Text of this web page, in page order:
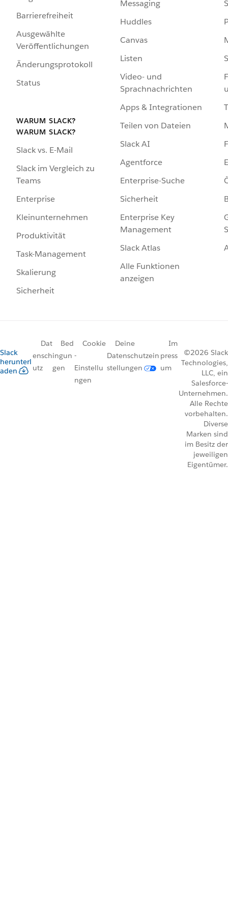
Barrierefreiheit
Ausgewählte
Veröffentlichungen
Änderungsprotokoll
Status
WARUM SLACK?
WARUM SLACK?
Slack vs. E-Mail
Slack im Vergleich zu
Teams
Enterprise
Kleinunternehmen
Produktivität
Task-Management
Skalierung
Sicherheit
Messaging
Huddles
Canvas
Listen
Video- und
Sprachnachrichten
Apps & Integrationen
Teilen von Dateien
Slack AI
Agentforce
Enterprise-Suche
Sicherheit
Enterprise Key
Management
Slack Atlas
Alle Funktionen
anzeigen
Slack
herunterl
aden
Dat
ensch
utz
Bed
ingun
gen
Cookie
-
Einstellu
ngen
Deine
Datenschutzein
stellungen
Im
press
um
©2026 Slack
Technologies,
LLC, ein
Salesforce-
Unternehmen.
Alle Rechte
vorbehalten.
Diverse
Marken sind
im Besitz der
jeweiligen
Eigentümer.